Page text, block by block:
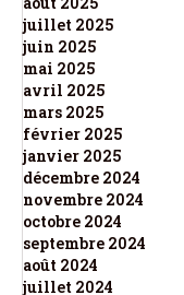
juillet 2025
juin 2025
mai 2025
avril 2025
mars 2025
février 2025
janvier 2025
décembre 2024
novembre 2024
octobre 2024
septembre 2024
août 2024
juillet 2024